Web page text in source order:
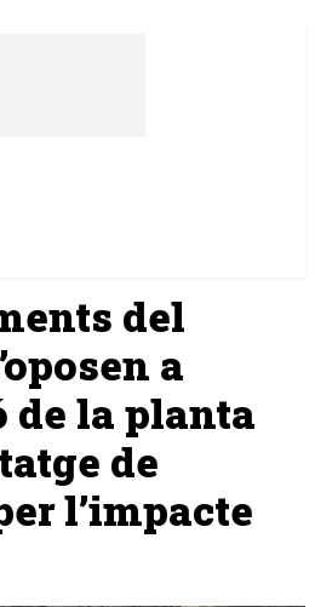
del
a
de la planta
de
l’impacte